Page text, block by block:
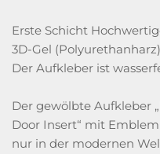
Erste Schicht
3D-Gel (Polyurethanharz)
Der Aufkleber ist
Der gewölbte Aufkleber
Door Insert“ mit
nur in der modernen